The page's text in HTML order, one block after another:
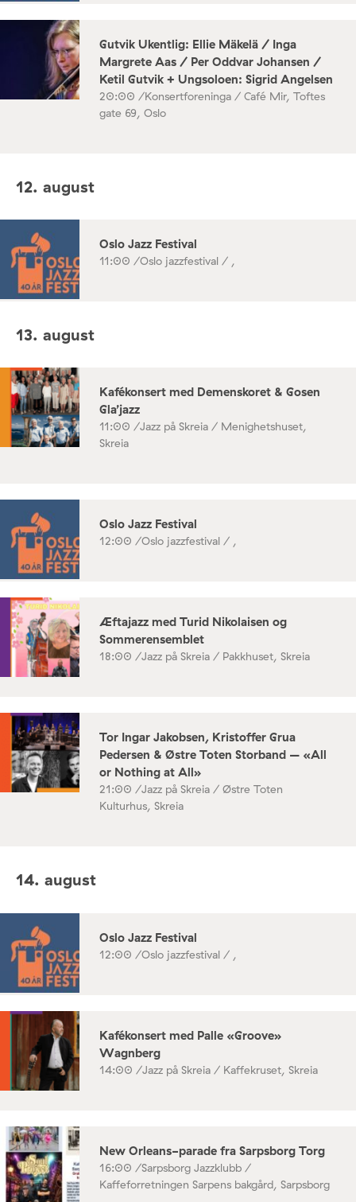
Gutvik Ukentlig: Ellie Mäkelä / Inga
Margrete Aas / Per Oddvar Johansen /
Ketil Gutvik + Ungsoloen: Sigrid Angelsen
20:00 /Konsertforeninga / Café Mir, Toftes
gate 69, Oslo
12. august
Oslo Jazz Festival
11:00 /Oslo jazzfestival / ,
13. august
Kafékonsert med Demenskoret & Gosen
Gla’jazz
11:00 /Jazz på Skreia / Menighetshuset,
Skreia
Oslo Jazz Festival
12:00 /Oslo jazzfestival / ,
Æftajazz med Turid Nikolaisen og
Sommerensemblet
18:00 /Jazz på Skreia / Pakkhuset, Skreia
Tor Ingar Jakobsen, Kristoffer Grua
Pedersen & Østre Toten Storband – «All
or Nothing at All»
21:00 /Jazz på Skreia / Østre Toten
Kulturhus, Skreia
14. august
Oslo Jazz Festival
12:00 /Oslo jazzfestival / ,
Kafékonsert med Palle «Groove»
Wagnberg
14:00 /Jazz på Skreia / Kaffekruset, Skreia
New Orleans-parade fra Sarpsborg Torg
16:00 /Sarpsborg Jazzklubb /
Kaffeforretningen Sarpens bakgård, Sarpsborg